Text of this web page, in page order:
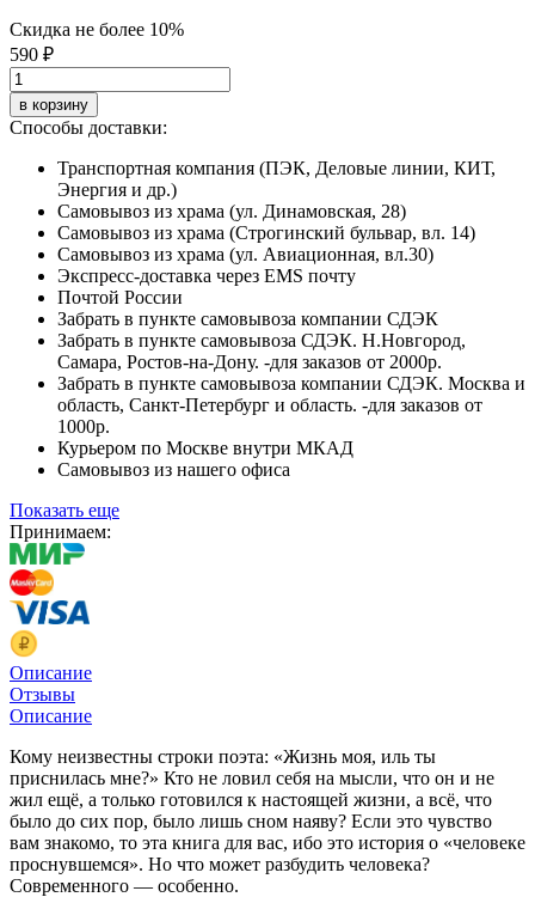
Скидка не более 10%
590 ₽
в корзину
Способы доставки:
Транспортная компания (ПЭК, Деловые линии, КИТ,
Энергия и др.)
Самовывоз из храма (ул. Динамовская, 28)
Самовывоз из храма (Строгинский бульвар, вл. 14)
Самовывоз из храма (ул. Авиационная, вл.30)
Экспресс-доставка через EMS почту
Почтой России
Забрать в пункте самовывоза компании СДЭК
Забрать в пункте самовывоза СДЭК. Н.Новгород,
Самара, Ростов-на-Дону. -для заказов от 2000р.
Забрать в пункте самовывоза компании СДЭК. Москва и
область, Санкт-Петербург и область. -для заказов от
1000р.
Курьером по Москве внутри МКАД
Самовывоз из нашего офиса
Показать еще
Принимаем:
Описание
Отзывы
Описание
Кому неизвестны строки поэта: «Жизнь моя, иль ты
приснилась мне?» Кто не ловил себя на мысли, что он и не
жил ещё, а только готовился к настоящей жизни, а всё, что
было до сих пор, было лишь сном наяву? Если это чувство
вам знакомо, то эта книга для вас, ибо это история о «человеке
проснувшемся». Но что может разбудить человека?
Современного — особенно.